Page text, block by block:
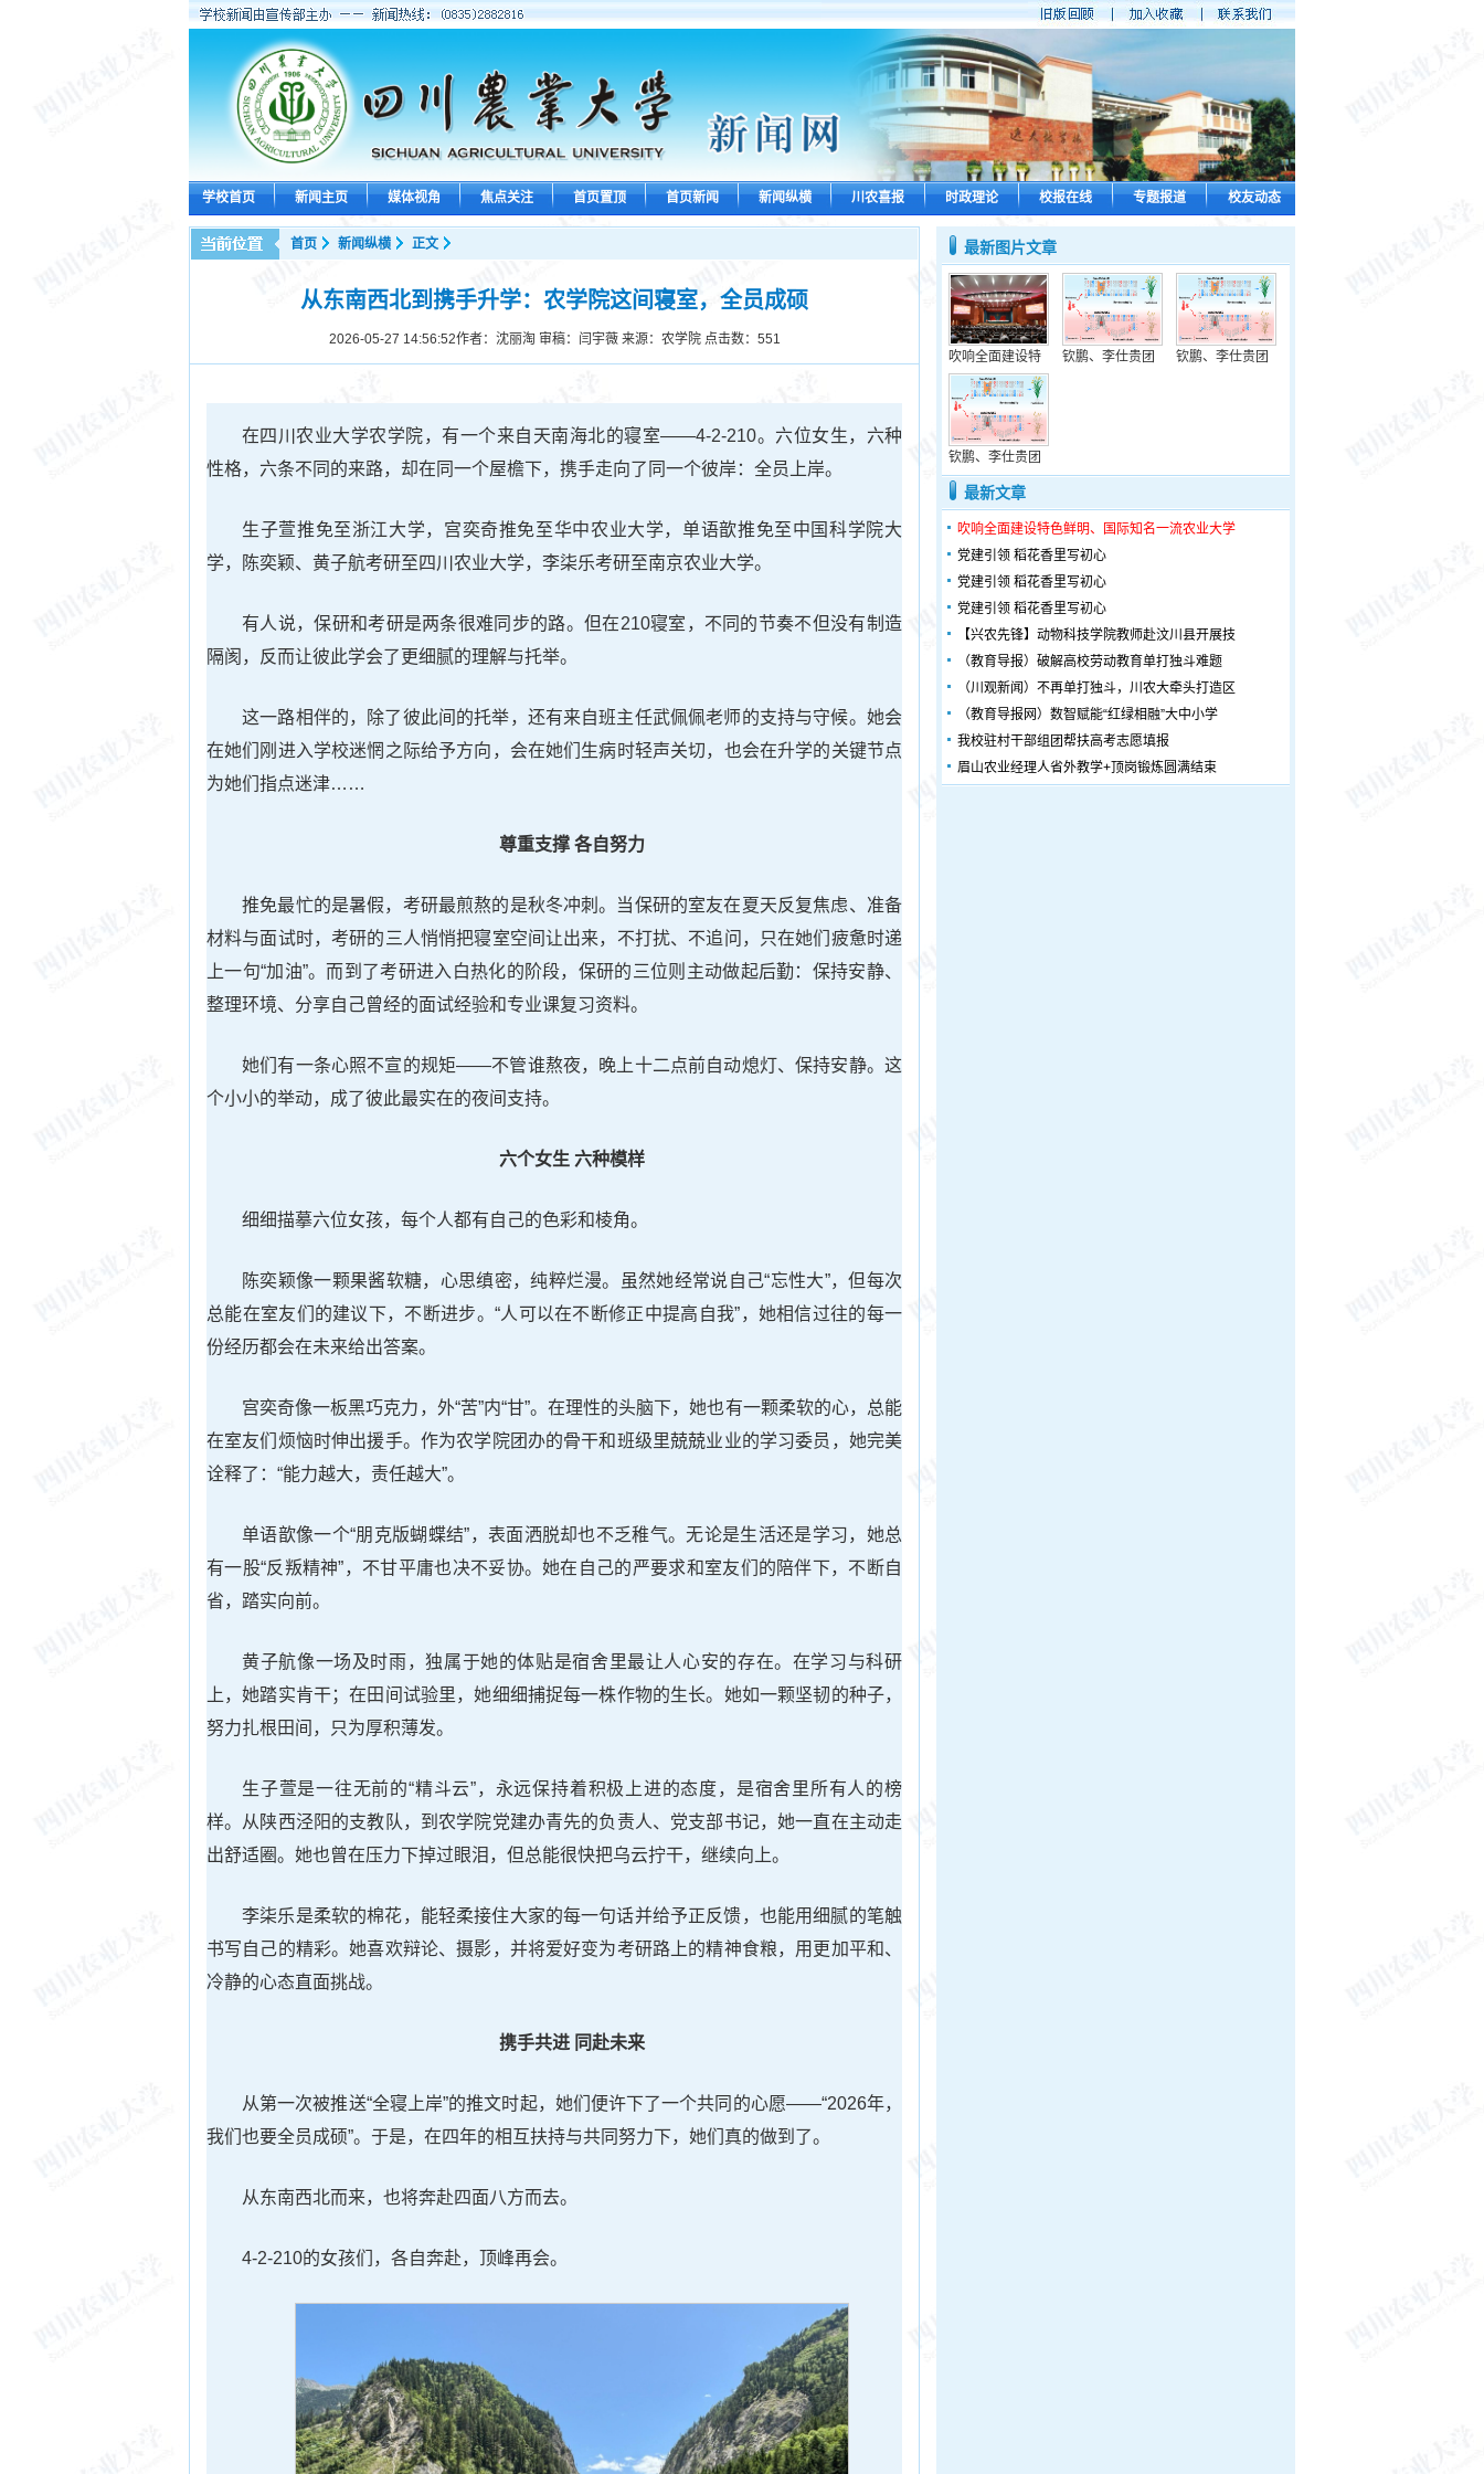
学校首页 新闻主页 媒体视角 焦点关注 首页置顶 首页新闻 新闻纵横 川农喜报 时政理论 校报在线 专题报道 校友动态
首页 新闻纵横 正文
从东南西北到携手升学：农学院这间寝室，全员成硕
2026-05-27 14:56:52作者：沈丽淘 审稿：闫宇薇 来源：农学院 点击数： 551
在四川农业大学农学院，有一个来自天南海北的寝室——4-2-210。六位女生，六种
性格，六条不同的来路，却在同一个屋檐下，携手走向了同一个彼岸：全员上岸。
生子萱推免至浙江大学，宫奕奇推免至华中农业大学，单语歆推免至中国科学院大
学，陈奕颖、黄子航考研至四川农业大学，李柒乐考研至南京农业大学。
有人说，保研和考研是两条很难同步的路。但在210寝室，不同的节奏不但没有制造
隔阂，反而让彼此学会了更细腻的理解与托举。
这一路相伴的，除了彼此间的托举，还有来自班主任武佩佩老师的支持与守候。她会
在她们刚进入学校迷惘之际给予方向，会在她们生病时轻声关切，也会在升学的关键节点
为她们指点迷津……
尊重支撑 各自努力
推免最忙的是暑假，考研最煎熬的是秋冬冲刺。当保研的室友在夏天反复焦虑、准备
材料与面试时，考研的三人悄悄把寝室空间让出来，不打扰、不追问，只在她们疲惫时递
上一句“加油”。而到了考研进入白热化的阶段，保研的三位则主动做起后勤：保持安静、
整理环境、分享自己曾经的面试经验和专业课复习资料。
她们有一条心照不宣的规矩——不管谁熬夜，晚上十二点前自动熄灯、保持安静。这
个小小的举动，成了彼此最实在的夜间支持。
六个女生 六种模样
细细描摹六位女孩，每个人都有自己的色彩和棱角。
陈奕颖像一颗果酱软糖，心思缜密，纯粹烂漫。虽然她经常说自己“忘性大”，但每次
总能在室友们的建议下，不断进步。“人可以在不断修正中提高自我”，她相信过往的每一
份经历都会在未来给出答案。
宫奕奇像一板黑巧克力，外“苦”内“甘”。在理性的头脑下，她也有一颗柔软的心，总能
在室友们烦恼时伸出援手。作为农学院团办的骨干和班级里兢兢业业的学习委员，她完美
诠释了：“能力越大，责任越大”。
单语歆像一个“朋克版蝴蝶结”，表面洒脱却也不乏稚气。无论是生活还是学习，她总
有一股“反叛精神”，不甘平庸也决不妥协。她在自己的严要求和室友们的陪伴下，不断自
省，踏实向前。
黄子航像一场及时雨，独属于她的体贴是宿舍里最让人心安的存在。在学习与科研
上，她踏实肯干；在田间试验里，她细细捕捉每一株作物的生长。她如一颗坚韧的种子，
努力扎根田间，只为厚积薄发。
生子萱是一往无前的“精斗云”，永远保持着积极上进的态度，是宿舍里所有人的榜
样。从陕西泾阳的支教队，到农学院党建办青先的负责人、党支部书记，她一直在主动走
出舒适圈。她也曾在压力下掉过眼泪，但总能很快把乌云拧干，继续向上。
李柒乐是柔软的棉花，能轻柔接住大家的每一句话并给予正反馈，也能用细腻的笔触
书写自己的精彩。她喜欢辩论、摄影，并将爱好变为考研路上的精神食粮，用更加平和、
冷静的心态直面挑战。
携手共进 同赴未来
从第一次被推送“全寝上岸”的推文时起，她们便许下了一个共同的心愿——“2026年，
我们也要全员成硕”。于是，在四年的相互扶持与共同努力下，她们真的做到了。
从东南西北而来，也将奔赴四面八方而去。
4-2-210的女孩们，各自奔赴，顶峰再会。
最新图片文章
吹响全面建设特 钦鹏、李仕贵团 钦鹏、李仕贵团
钦鹏、李仕贵团
最新文章
吹响全面建设特色鲜明、国际知名一流农业大学
党建引领 稻花香里写初心
党建引领 稻花香里写初心
党建引领 稻花香里写初心
【兴农先锋】动物科技学院教师赴汶川县开展技
（教育导报）破解高校劳动教育单打独斗难题
（川观新闻）不再单打独斗，川农大牵头打造区
（教育导报网）数智赋能“红绿相融”大中小学
我校驻村干部组团帮扶高考志愿填报
眉山农业经理人省外教学+顶岗锻炼圆满结束